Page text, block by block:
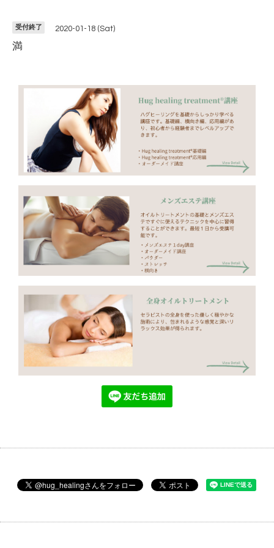
受付終了 2020-01-18 (Sat)
満